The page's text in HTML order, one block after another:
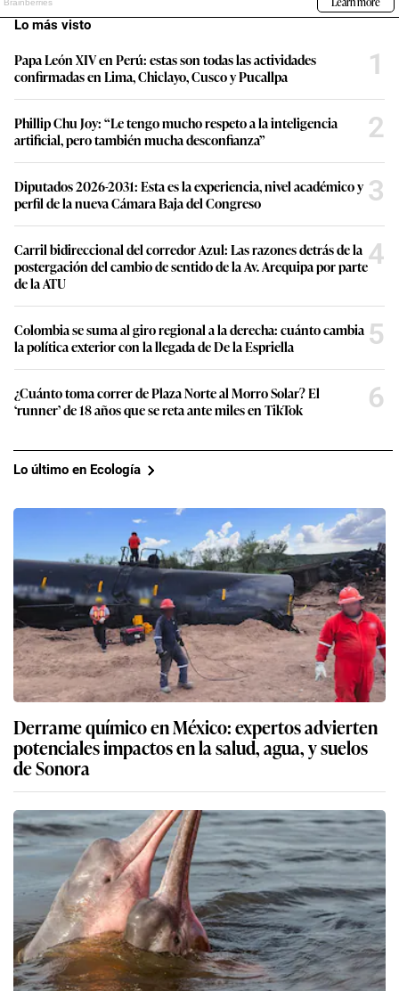
Lo más visto
Papa León XIV en Perú: estas son todas las actividades
confirmadas en Lima, Chiclayo, Cusco y Pucallpa
1
Phillip Chu Joy: “Le tengo mucho respeto a la inteligencia
artificial, pero también mucha desconfianza”
2
Diputados 2026-2031: Esta es la experiencia, nivel académico y
perfil de la nueva Cámara Baja del Congreso
3
Carril bidireccional del corredor Azul: Las razones detrás de la
postergación del cambio de sentido de la Av. Arequipa por parte
de la ATU
4
Colombia se suma al giro regional a la derecha: cuánto cambia
la política exterior con la llegada de De la Espriella
5
¿Cuánto toma correr de Plaza Norte al Morro Solar? El
‘runner’ de 18 años que se reta ante miles en TikTok
6
Lo último en Ecología
Derrame químico en México: expertos advierten
potenciales impactos en la salud, agua, y suelos
de Sonora